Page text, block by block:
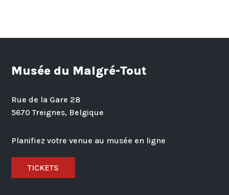
Musée du Malgré-Tout
Rue de la Gare 28
5670 Treignes, Belgique
Planifiez votre venue au musée en ligne
TICKETS